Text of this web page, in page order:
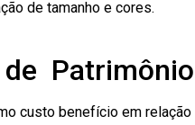
de tamanho e cores.
de
custo benefício em